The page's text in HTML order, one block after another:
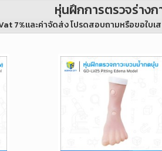
หุ่นฝึกการตรวจร่างก
7%และค่าจัดส่ง โปรดสอบถามหรือขอใ